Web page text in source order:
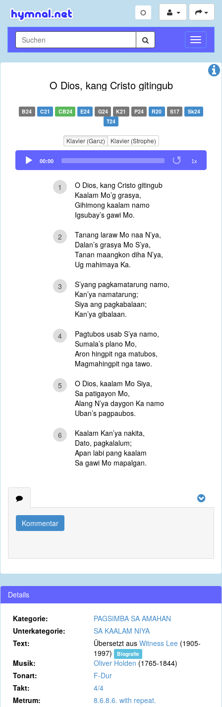
O Dios, kang Cristo gitingub
B24 C21 CB24 E24 G24 K21 P24 R20 S17
Sk24
T24
Klavier (Ganz) Klavier (Strophe)
Audio
Player
00:00 1x
1
O Dios, kang Cristo gitingub
Kaalam Mo’g grasya,
Gihimong kaalam namo
Igsubay’s gawi Mo.
2
Tanang laraw Mo naa N’ya,
Dalan’s grasya Mo S’ya,
Tanan maangkon diha N’ya,
Ug mahimaya Ka.
3
S’yang pagkamatarung namo,
Kan’ya namatarung;
Siya ang pagkabalaan;
Kan’ya gibalaan.
4
Pagtubos usab S’ya namo,
Sumala’s plano Mo,
Aron hingpit nga matubos,
Magmahingpit nga tawo.
5
O Dios, kaalam Mo Siya,
Sa patigayon Mo,
Alang N’ya daygon Ka namo
Uban’s pagpaubos.
6
Kaalam Kan’ya nakita,
Dato, pagkalalum;
Apan labi pang kaalam
Sa gawi Mo mapalgan.
Kommentar
Details
Kategorie:
PAGSIMBA SA AMAHAN
Unterkategorie:
SA KAALAM NIYA
Text:
Übersetzt aus Witness Lee (1905-
1997)
Biografie
Musik: Oliver Holden (1765-1844)
Tonart:
F-Dur
Takt:
4/4
Metrum:
8.6.8.6. with repeat.